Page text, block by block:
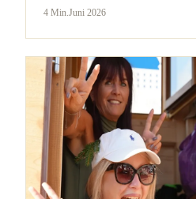
4 Min. Juni 2026